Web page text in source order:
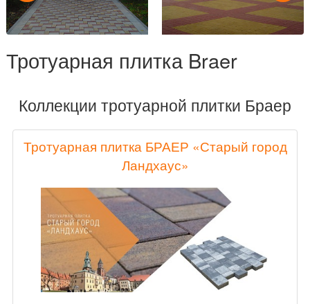
Тротуарная плитка Braer
Коллекции тротуарной плитки Браер
Тротуарная плитка БРАЕР «Старый город
Ландхаус»